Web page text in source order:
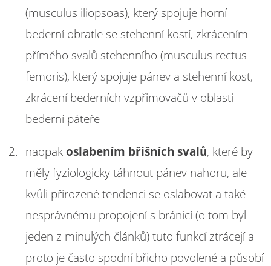
(musculus iliopsoas), který spojuje horní
bederní obratle se stehenní kostí, zkrácením
přímého svalů stehenního (musculus rectus
femoris), který spojuje pánev a stehenní kost,
zkrácení bederních vzpřimovačů v oblasti
bederní páteře
naopak oslabením břišních svalů, které by
měly fyziologicky táhnout pánev nahoru, ale
kvůli přirozené tendenci se oslabovat a také
nesprávnému propojení s bránicí (o tom byl
jeden z minulých článků) tuto funkcí ztrácejí a
proto je často spodní břicho povolené a působí